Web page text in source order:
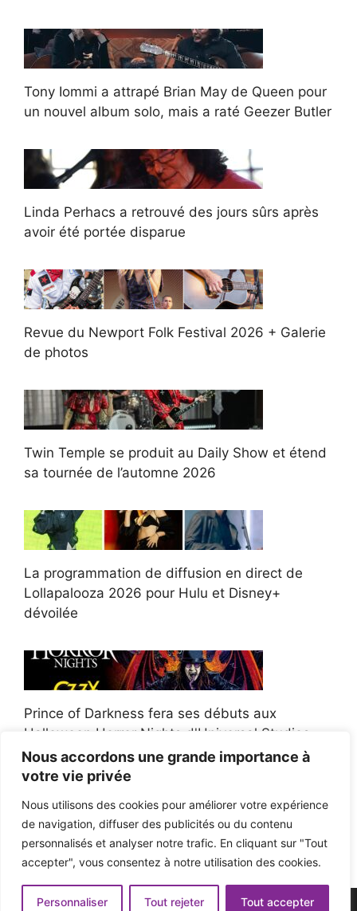
Nous accordons une grande importance à
votre vie privée
Nous utilisons des cookies pour améliorer votre expérience
de navigation, diffuser des publicités ou du contenu
personnalisés et analyser notre trafic. En cliquant sur "Tout
accepter", vous consentez à notre utilisation des cookies.
Personnaliser Tout rejeter Tout accepter
Tony Iommi a attrapé Brian May de Queen pour
un nouvel album solo, mais a raté Geezer Butler
Linda Perhacs a retrouvé des jours sûrs après
avoir été portée disparue
Revue du Newport Folk Festival 2026 + Galerie
de photos
Twin Temple se produit au Daily Show et étend
sa tournée de l’automne 2026
La programmation de diffusion en direct de
Lollapalooza 2026 pour Hulu et Disney+
dévoilée
Prince of Darkness fera ses débuts aux
Halloween Horror Nights d'Universal Studios
Afroman poursuit un policier de l'Ohio après la
victoire du jury en diffamation